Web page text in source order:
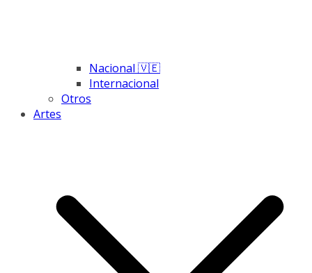
Nacional 🇻🇪
Internacional
Otros
Artes